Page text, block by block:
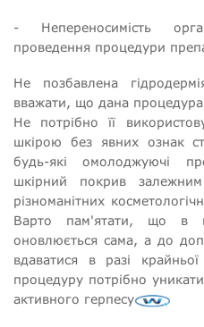
- Непереносимість
проведення процедури
Не позбавлена
вважати, що дана процедура
Не потрібно її
шкірою без явних ознак
будь-які омолоджуючі
шкірний покрив залежним
різноманітних
Варто пам'ятати, що в
оновлюється сама, а до
вдаватися в разі
процедуру потрібно
активного герпесу